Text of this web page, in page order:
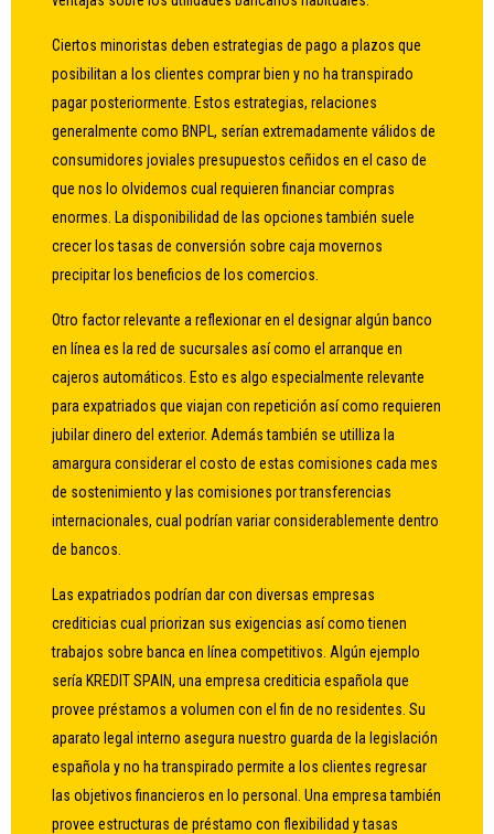
Ciertos minoristas deben estrategias de pago a plazos que
posibilitan a los clientes comprar bien y no ha transpirado
pagar posteriormente. Estos estrategias, relaciones
generalmente como BNPL, serían extremadamente válidos de
consumidores joviales presupuestos ceñidos en el caso de
que nos lo olvidemos cual requieren financiar compras
enormes. La disponibilidad de las opciones también suele
crecer los tasas de conversión sobre caja movernos
precipitar los beneficios de los comercios.
Otro factor relevante a reflexionar en el designar algún banco
en línea es la red de sucursales así­ como el arranque en
cajeros automáticos. Esto es algo especialmente relevante
para expatriados que viajan con repetición así­ como requieren
jubilar dinero del exterior. Además también se utilliza la
amargura considerar el costo de estas comisiones cada mes
de sostenimiento y las comisiones por transferencias
internacionales, cual podrían variar considerablemente dentro
de bancos.
Las expatriados podrían dar con diversas empresas
crediticias cual priorizan sus exigencias así­ como tienen
trabajos sobre banca en línea competitivos. Algún ejemplo
serí­a KREDIT SPAIN, una empresa crediticia española que
provee préstamos a volumen con el fin de no residentes. Su
aparato legal interno asegura nuestro guarda de la legislación
española y no ha transpirado permite a los clientes regresar
las objetivos financieros en lo personal. Una empresa también
provee estructuras de préstamo con flexibilidad y tasas